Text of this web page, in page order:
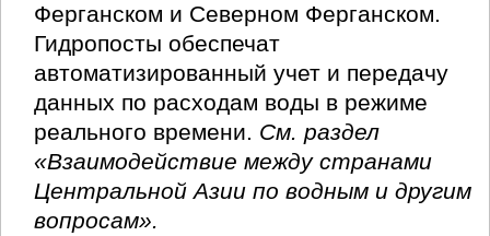
Ферганском и Северном Ферганском.
Гидропосты обеспечат
автоматизированный учет и передачу
данных по расходам воды в режиме
реального времени. См. раздел
«Взаимодействие между странами
Центральной Азии по водным и другим
вопросам».